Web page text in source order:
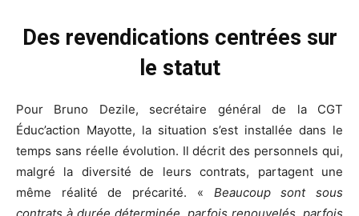
Des revendications centrées sur
le statut
Pour Bruno Dezile, secrétaire général de la CGT
Éduc’action Mayotte, la situation s’est installée dans le
temps sans réelle évolution. Il décrit des personnels qui,
malgré la diversité de leurs contrats, partagent une
même réalité de précarité. « Beaucoup sont sous